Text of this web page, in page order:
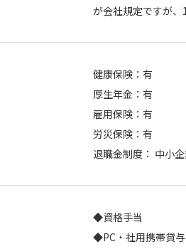
が会社規定ですが
健康保険：有
厚生年金：有
雇用保険：有
労災保険：有
退職金制度： 中小
◆資格手当
◆PC・社用携帯貸与